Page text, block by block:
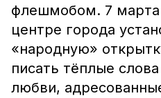
флешмобом. 7 марта
центре города
«народную»
писать тёплые
любви,